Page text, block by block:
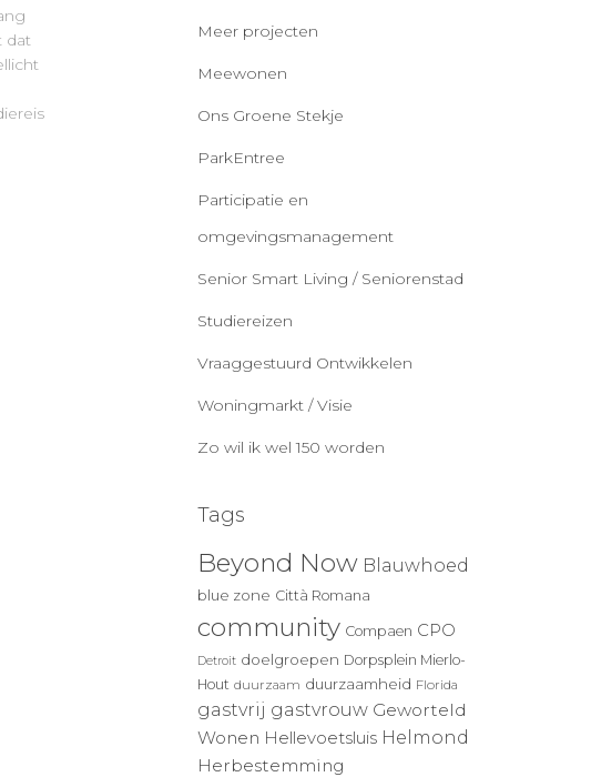
dat
Meer projecten
Meewonen
Ons Groene Stekje
ParkEntree
Participatie en
omgevingsmanagement
Senior Smart Living / Seniorenstad
Studiereizen
Vraaggestuurd Ontwikkelen
Woningmarkt / Visie
Zo wil ik wel 150 worden
Tags
Beyond Now Blauwhoed
blue zone Città Romana
community Compaen CPO
Detroit doelgroepen Dorpsplein Mierlo-
Hout duurzaam duurzaamheid Florida
gastvrij gastvrouw Geworteld
Wonen Hellevoetsluis Helmond
Herbestemming